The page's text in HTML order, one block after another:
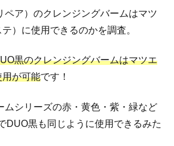
ペア）のクレンジングバームはマツ
）に使用できるのかを調査。
黒のクレンジングバームはマツエ
用が可能です！
ムシリーズの赤・黄色・紫・緑など
DUO黒も同じように使用できるみた